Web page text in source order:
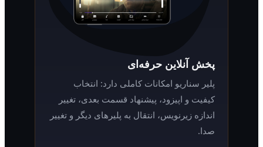
پخش آنلاین حرفه‌ای
پلیر سناریو امکانات کاملی دارد: انتخاب
کیفیت و اپیزود، پیشنهاد قسمت بعدی، تغییر
اندازه زیرنویس، انتقال به پلیرهای دیگر و تغییر